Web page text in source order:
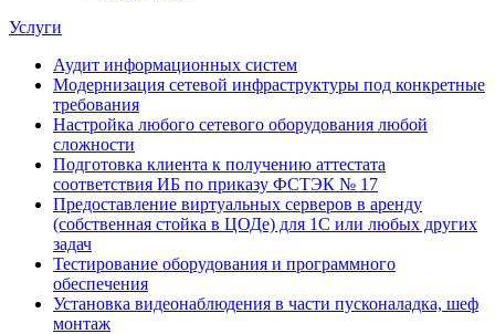
Услуги
Аудит информационных систем
Модернизация сетевой инфраструктуры под конкретные
требования
Настройка любого сетевого оборудования любой
сложности
Подготовка клиента к получению аттестата
соответствия ИБ по приказу ФСТЭК № 17
Предоставление виртуальных серверов в аренду
(собственная стойка в ЦОДе) для 1С или любых других
задач
Тестирование оборудования и программного
обеспечения
Установка видеонаблюдения в части пусконаладка, шеф
монтаж